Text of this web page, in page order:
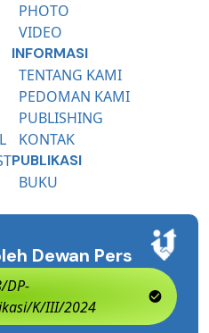
PHOTO
VIDEO
INFORMASI
TENTANG KAMI
PEDOMAN KAMI
PUBLISHING
KONTAK
PUBLIKASI
BUKU
Dewan Pers
DP-
K/III/2024